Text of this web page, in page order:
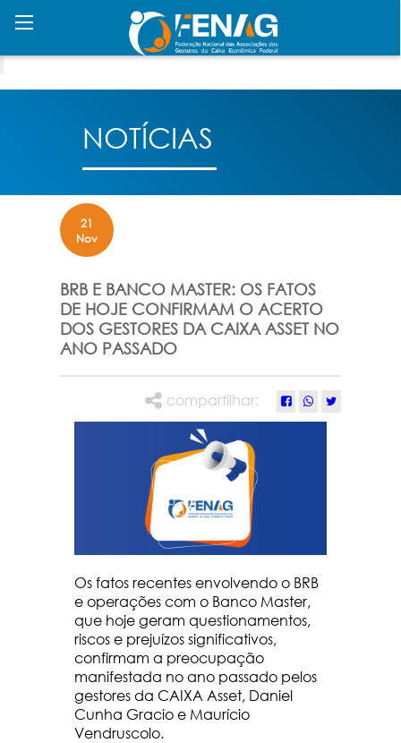
NOTÍCIAS
21
Nov
BRB E BANCO MASTER: OS FATOS
DE HOJE CONFIRMAM O ACERTO
DOS GESTORES DA CAIXA ASSET NO
ANO PASSADO
compartilhar:
Os fatos recentes envolvendo o BRB
e operações com o Banco Master,
que hoje geram questionamentos,
riscos e prejuízos significativos,
confirmam a preocupação
manifestada no ano passado pelos
gestores da CAIXA Asset, Daniel
Cunha Gracio e Maurício
Vendruscolo.